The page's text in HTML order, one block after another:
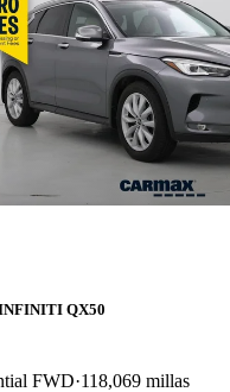
QX50
FWD 118,069 millas